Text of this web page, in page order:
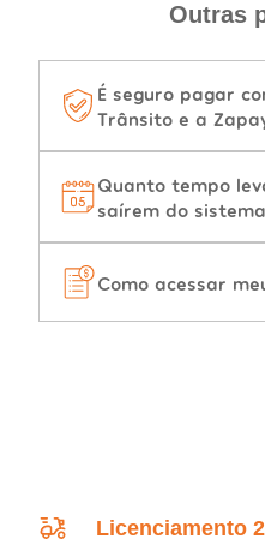
Outras
É seguro pagar
Trânsito e a
Quanto tempo
saírem do sistema
Como acessar
Licenciamento